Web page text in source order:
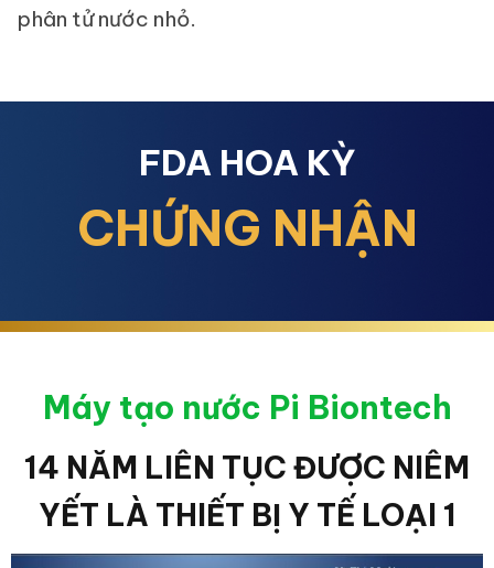
phân tử nước nhỏ.
FDA HOA KỲ
CHỨNG NHẬN
Máy tạo nước Pi Biontech
14 NĂM LIÊN TỤC ĐƯỢC NIÊM
YẾT LÀ THIẾT BỊ Y TẾ LOẠI 1